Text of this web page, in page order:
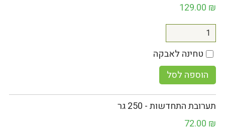
129.00 ₪
טחינה לאבקה
הוספה לסל
תערובת התחדשות - 250 גר
72.00 ₪